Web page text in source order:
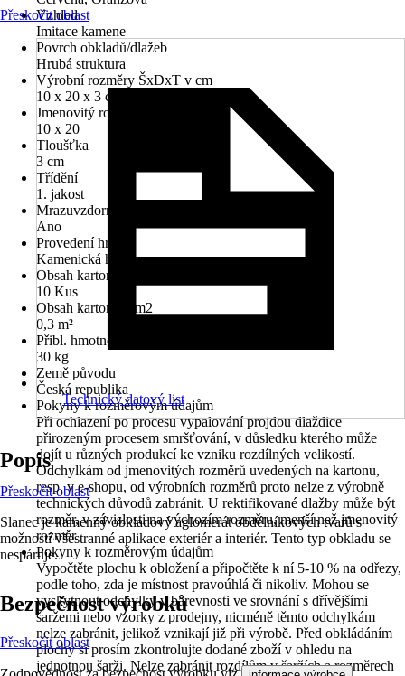
Vzhled
Imitace kamene
Povrch obkladů/dlažeb
Hrubá struktura
Výrobní rozměry ŠxDxT v cm
10 x 20 x 3 cm
Jmenovitý rozměr v cm
10 x 20
Tloušťka
3 cm
Třídění
1. jakost
Mrazuvzdorné
Ano
Provedení hran
Kamenická hrana
Obsah kartonu v ks
10 Kus
Obsah kartonu v m2
0,3 m²
Přibl. hmotnost na m²
30 kg
Země původu
Česká republika
Pokyny k rozměrovým údajům
Při ochlazení po procesu vypalování projdou dlaždice
přirozeným procesem smršťování, v důsledku kterého může
dojít u různých produkcí ke vzniku rozdílných velikostí.
Odchylkám od jmenovitých rozměrů uvedených na kartonu,
resp. v e-shopu, od výrobních rozměrů proto nelze z výrobně
technických důvodů zabránit. U rektifikované dlažby může být
rozměr, v závislosti na výchozím rozměru, menší než jmenovitý
rozměr.
Pokyny k rozměrovým údajům
Vypočtěte plochu k obložení a připočtěte k ní 5-10 % na odřezy,
podle toho, zda je místnost pravoúhlá či nikoliv. Mohou se
vyskytnout odchylky v barevnosti ve srovnání s dřívějšími
šaržemi nebo vzorky z prodejny, nicméně těmto odchylkám
nelze zabránit, jelikož vznikají již při výrobě. Před obkládáním
plochy si prosím zkontrolujte dodané zboží v ohledu na
jednotnou šarži. Nelze zabránit rozdílům v šaržích a rozměrech
Přeskočit oblast
Technický datový list
Popis
Přeskočit oblast
Slanec je kamenný obkladový aglomerát obdélníkových tvarů s
možností všestranné aplikace exteriér a interiér. Tento typ obkladu se
nespáruje.
Bezpečnost výrobků
Přeskočit oblast